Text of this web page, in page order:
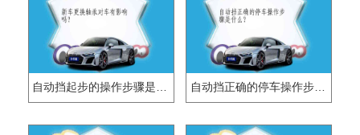
自动挡正确的停车操作步骤是什么？